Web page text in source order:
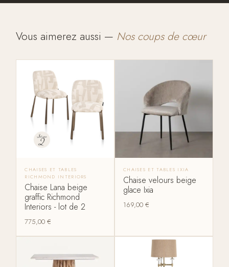
Vous aimerez aussi — Nos coups de cœur
CHAISES ET TABLES
RICHMOND INTERIORS
Chaise Lana beige
graffic Richmond
Interiors - lot de 2
775,00€
CHAISES ET TABLES IXIA
Chaise velours beige
glace Ixia
169,00 €